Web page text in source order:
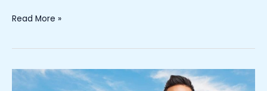
Read More »
Langkah